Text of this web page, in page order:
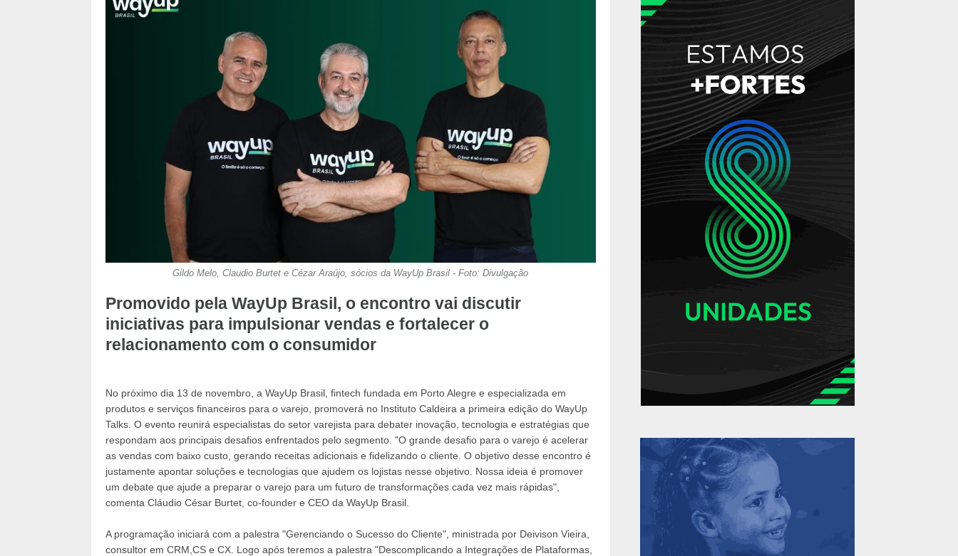
Gildo Melo, Claudio Burtet e Cézar Araújo, sócios da WayUp Brasil - Foto: Divulgação
Promovido pela WayUp Brasil, o encontro vai discutir
iniciativas para impulsionar vendas e fortalecer o
relacionamento com o consumidor
No próximo dia 13 de novembro, a WayUp Brasil, fintech fundada em Porto Alegre e especializada em
produtos e serviços financeiros para o varejo, promoverá no Instituto Caldeira a primeira edição do WayUp
Talks. O evento reunirá especialistas do setor varejista para debater inovação, tecnologia e estratégias que
respondam aos principais desafios enfrentados pelo segmento. "O grande desafio para o varejo é acelerar
as vendas com baixo custo, gerando receitas adicionais e fidelizando o cliente. O objetivo desse encontro é
justamente apontar soluções e tecnologias que ajudem os lojistas nesse objetivo. Nossa ideia é promover
um debate que ajude a preparar o varejo para um futuro de transformações cada vez mais rápidas",
comenta Cláudio César Burtet, co-founder e CEO da WayUp Brasil.
A programação iniciará com a palestra "Gerenciando o Sucesso do Cliente", ministrada por Deivison Vieira,
consultor em CRM,CS e CX. Logo após teremos a palestra "Descomplicando a Integrações de Plataformas,